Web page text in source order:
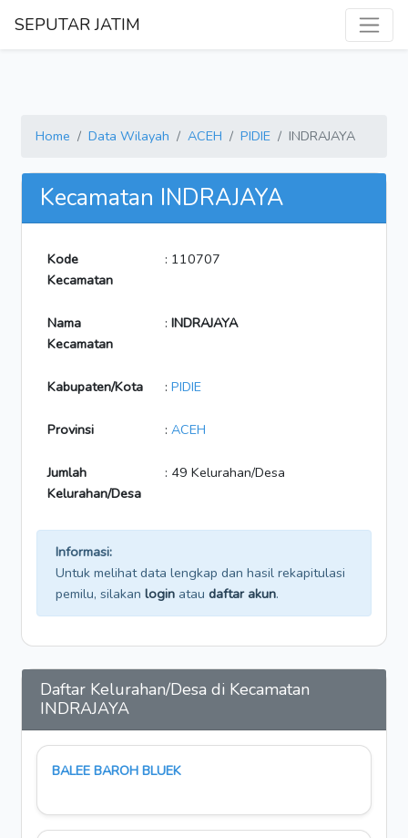
SEPUTAR JATIM
Home Data Wilayah ACEH PIDIE INDRAJAYA
Kecamatan INDRAJAYA
Kode
Kecamatan
: 110707
Nama
Kecamatan
: INDRAJAYA
Kabupaten/Kota : PIDIE
Provinsi : ACEH
Jumlah
Kelurahan/Desa
: 49 Kelurahan/Desa
Informasi:
Untuk melihat data lengkap dan hasil rekapitulasi
pemilu, silakan login atau daftar akun.
Daftar Kelurahan/Desa di Kecamatan
INDRAJAYA
BALEE BAROH BLUEK